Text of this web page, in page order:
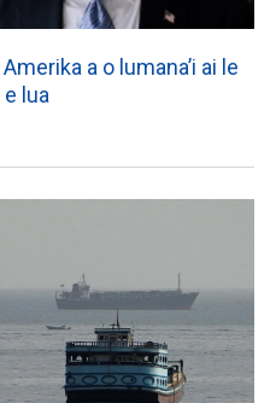
a o lumana’i ai le
e lua